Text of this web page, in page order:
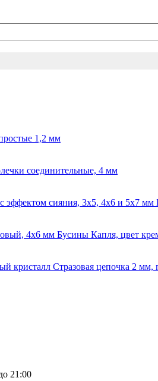
1,2 мм
соединительные, 4 мм
Бусины Капля, цвет
Стразовая цепочка 2 мм,
21:00